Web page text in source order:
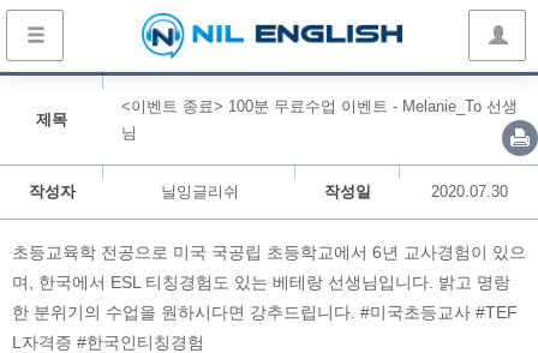
제목
<이벤트 종료> 100분 무료수업 이벤트 - Melanie_To 선생
님
작성자 닐잉글리쉬 작성일 2020.07.30
초등교육학 전공으로 미국 국공립 초등학교에서 6년 교사경험이 있으
며, 한국에서 ESL 티칭경험도 있는 베테랑 선생님입니다. 밝고 명랑
한 분위기의 수업을 원하시다면 강추드립니다. #미국초등교사 #TEF
L자격증 #한국인티칭경험